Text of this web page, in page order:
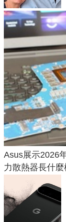
Asus展示2026
力散熱器長什麼